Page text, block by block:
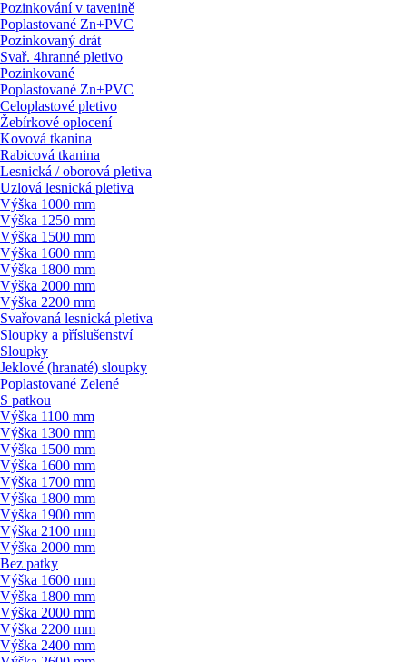
Pozinkování v tavenině
Poplastované Zn+PVC
Pozinkovaný drát
Svař. 4hranné pletivo
Pozinkované
Poplastované Zn+PVC
Celoplastové pletivo
Žebírkové oplocení
Kovová tkanina
Rabicová tkanina
Lesnická / oborová pletiva
Uzlová lesnická pletiva
Výška 1000 mm
Výška 1250 mm
Výška 1500 mm
Výška 1600 mm
Výška 1800 mm
Výška 2000 mm
Výška 2200 mm
Svařovaná lesnická pletiva
Sloupky a příslušenství
Sloupky
Jeklové (hranaté) sloupky
Poplastované Zelené
S patkou
Výška 1100 mm
Výška 1300 mm
Výška 1500 mm
Výška 1600 mm
Výška 1700 mm
Výška 1800 mm
Výška 1900 mm
Výška 2100 mm
Výška 2000 mm
Bez patky
Výška 1600 mm
Výška 1800 mm
Výška 2000 mm
Výška 2200 mm
Výška 2400 mm